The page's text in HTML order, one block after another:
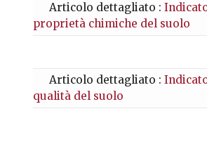
Articolo dettagliato :
proprietà chimiche del suolo
Articolo dettagliato :
qualità del suolo